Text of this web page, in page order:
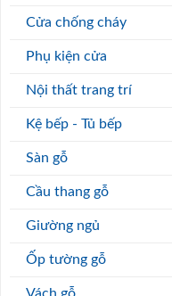
Cửa chống cháy
Phụ kiện cửa
Nội thất trang trí
Kệ bếp - Tủ bếp
Sàn gỗ
Cầu thang gỗ
Giường ngủ
Ốp tường gỗ